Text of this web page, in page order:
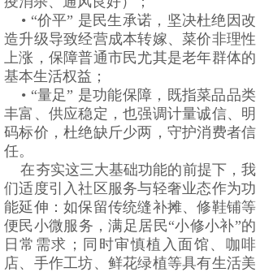
• “价平” 是民生承诺，坚决杜绝因改
造升级导致经营成本转嫁、菜价非理性
上涨，保障普通市民尤其是老年群体的
基本生活权益；
• “量足” 是功能保障，既指菜品品类
丰富、供应稳定，也强调计量诚信、明
码标价，杜绝缺斤少两，守护消费者信
任。
在夯实这三大基础功能的前提下，我
们适度引入社区服务与轻奢业态作为功
能延伸：如保留传统缝补摊、修鞋铺等
便民小微服务，满足居民“小修小补”的
日常需求；同时审慎植入面馆、咖啡
店、手作工坊、鲜花绿植等具有生活美